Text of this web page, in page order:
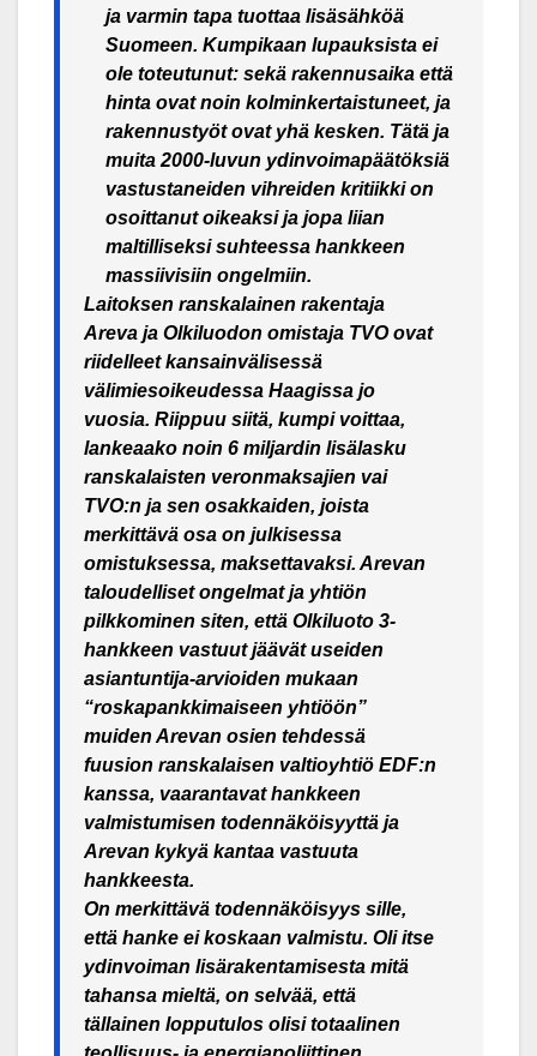
ja varmin tapa tuottaa lisäsähköä
Suomeen. Kumpikaan lupauksista ei
ole toteutunut: sekä rakennusaika että
hinta ovat noin kolminkertaistuneet, ja
rakennustyöt ovat yhä kesken. Tätä ja
muita 2000-luvun ydinvoimapäätöksiä
vastustaneiden vihreiden kritiikki on
osoittanut oikeaksi ja jopa liian
maltilliseksi suhteessa hankkeen
massiivisiin ongelmiin.
Laitoksen ranskalainen rakentaja
Areva ja Olkiluodon omistaja TVO ovat
riidelleet kansainvälisessä
välimiesoikeudessa Haagissa jo
vuosia. Riippuu siitä, kumpi voittaa,
lankeaako noin 6 miljardin lisälasku
ranskalaisten veronmaksajien vai
TVO:n ja sen osakkaiden, joista
merkittävä osa on julkisessa
omistuksessa, maksettavaksi. Arevan
taloudelliset ongelmat ja yhtiön
pilkkominen siten, että Olkiluoto 3-
hankkeen vastuut jäävät useiden
asiantuntija-arvioiden mukaan
“roskapankkimaiseen yhtiöön”
muiden Arevan osien tehdessä
fuusion ranskalaisen valtioyhtiö EDF:n
kanssa, vaarantavat hankkeen
valmistumisen todennäköisyyttä ja
Arevan kykyä kantaa vastuuta
hankkeesta.
On merkittävä todennäköisyys sille,
että hanke ei koskaan valmistu. Oli itse
ydinvoiman lisärakentamisesta mitä
tahansa mieltä, on selvää, että
tällainen lopputulos olisi totaalinen